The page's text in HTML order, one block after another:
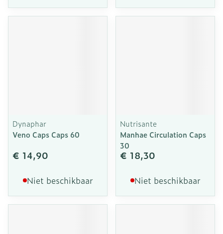
Dynaphar
Veno Caps Caps 60
€ 14,90
Niet beschikbaar
Nutrisante
Manhae Circulation Caps
30
€ 18,30
Niet beschikbaar